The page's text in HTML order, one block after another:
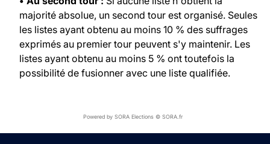
majorité absolue, un second tour est organisé. Seules
les listes ayant obtenu au moins 10 % des suffrages
exprimés au premier tour peuvent s'y maintenir. Les
listes ayant obtenu au moins 5 % ont toutefois la
possibilité de fusionner avec une liste qualifiée.
Powered by SORA Elections © SORA.fr